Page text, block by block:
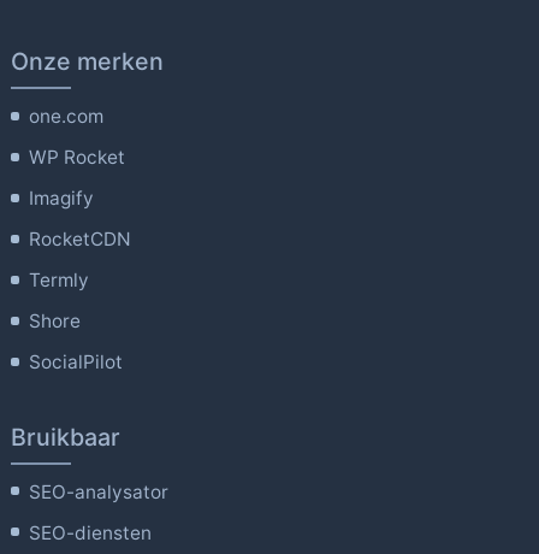
Onze merken
one.com
WP Rocket
Imagify
RocketCDN
Termly
Shore
SocialPilot
Bruikbaar
SEO-analysator
SEO-diensten